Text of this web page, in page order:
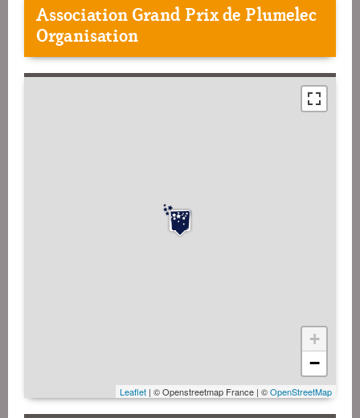
Association Grand Prix de Plumelec
Organisation
+
−
Leaflet | © Openstreetmap France | ©OpenStreetMap